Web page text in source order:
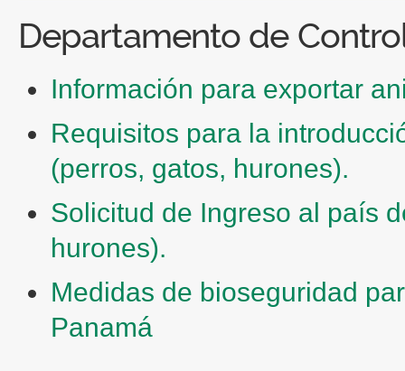
Departamento de
Información para exportar
Requisitos para la
(perros, gatos, hurones).
Solicitud de Ingreso al país
hurones).
Medidas de bioseguridad
Panamá